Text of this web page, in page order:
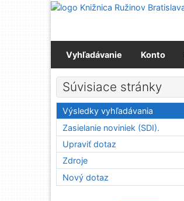
Prejsť na obsah
Vyhľadávanie Konto
Súvisiace stránky
Výsledky vyhľadávania
Zasielanie noviniek (SDI).
Upraviť dotaz
Zdroje
Nový dotaz